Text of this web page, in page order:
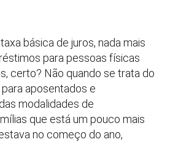
básica de juros, nada mais
para pessoas físicas
certo? Não quando se trata do
aposentados e
modalidades de
que está um pouco mais
no começo do ano,